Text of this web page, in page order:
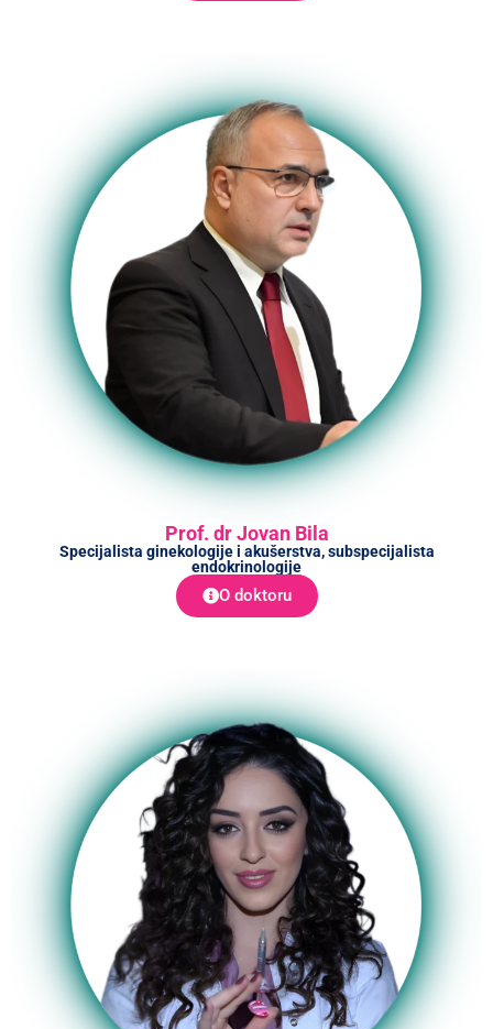
Prof. dr Jovan Bila
Specijalista ginekologije i akušerstva, subspecijalista
endokrinologije
O doktoru